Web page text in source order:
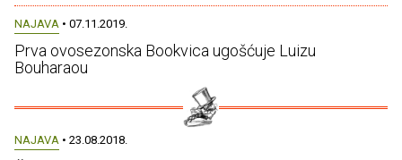
NAJAVA • 07.11.2019.
Prva ovosezonska Bookvica ugošćuje Luizu
Bouharaou
NAJAVA • 23.08.2018.